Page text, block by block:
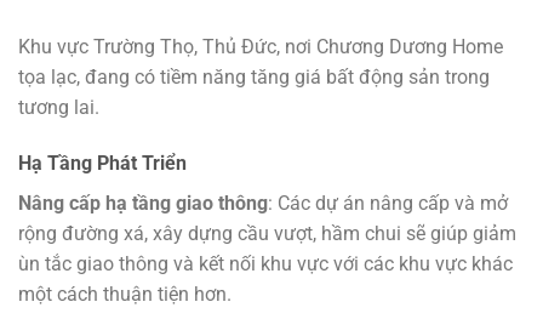
Khu vực Trường Thọ, Thủ Đức, nơi Chương Dương Home
tọa lạc, đang có tiềm năng tăng giá bất động sản trong
tương lai.
Hạ Tầng Phát Triển
Nâng cấp hạ tầng giao thông: Các dự án nâng cấp và mở
rộng đường xá, xây dựng cầu vượt, hầm chui sẽ giúp giảm
ùn tắc giao thông và kết nối khu vực với các khu vực khác
một cách thuận tiện hơn.